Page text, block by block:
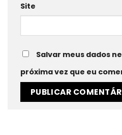
Site
Salvar meus dados
próxima vez que eu